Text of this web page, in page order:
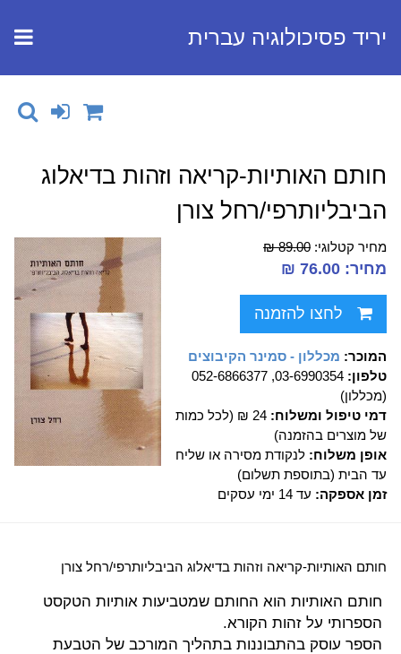
יריד פסיכולוגיה עברית
חותם האותיות-קריאה וזהות בדיאלוג
הביבליותרפי/רחל צורן
מחיר קטלוגי: 89.00 ₪
מחיר: 76.00 ₪
לחצו להזמנה
המוכר: מכללון - סמינר הקיבוצים
טלפון:
03-6990354, 052-6866377
(מכללון)
דמי טיפול ומשלוח:
24 ₪ (לכל כמות
של מוצרים בהזמנה)
אופן משלוח: לנקודת מסירה או שליח
עד הבית (בתוספת תשלום)
זמן אספקה: עד 14 ימי עסקים
חותם האותיות-קריאה וזהות בדיאלוג הביבליותרפי/רחל צורן
חותם האותיות הוא החותם שמטביעות אותיות הטקסט
הספרותי על זהות הקורא.
הספר עוסק בהתבוננות בתהליך המורכב של הטבעת